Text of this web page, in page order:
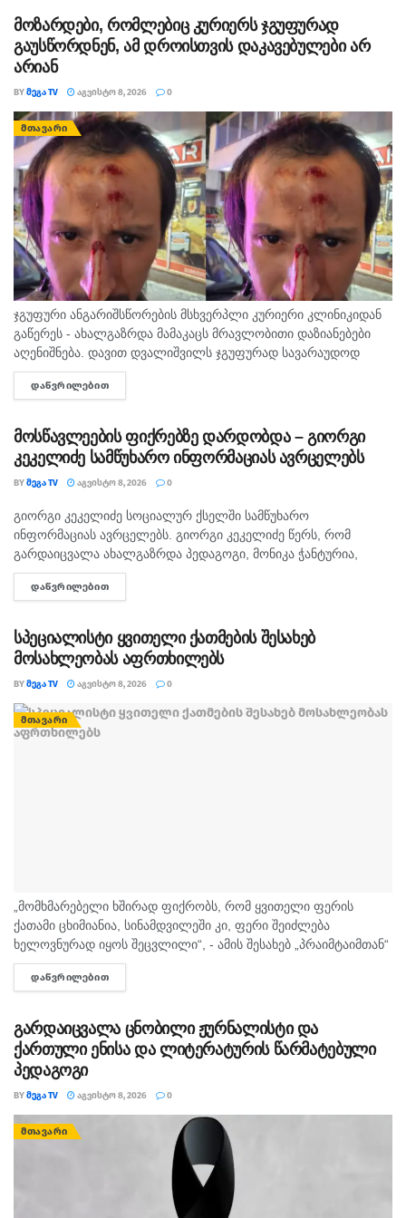
სამხედროებისთვის უნდოდათ გამეკეთებინა
სპეციალურ ტარაში ვაზნის ფორმით. სააკაშვილი
აქტიურად უჭერდა მხარს და სახელწიფო შესყიდვასაც
სთავაზობდა.
ეს პროგრამა და ბევრი სხვა დავიწყებას მიეცა 2012
წლის შემდეგ, როცა ბაზარზე თამაშის წესის პირობების
დადგენა მეფის კართან დაახლოვებული პირების
ხელში აღმოჩნდა.”-წერს თეიმურაზ შაშიაშვილი
თეგები: დაკარგული საქართველო თემურ შაშიაშვილი
მეგა ტვ მეჩაიეობა
მოზარდები, რომლებიც კურიერს ჯგუფურად
გაუსწორდნენ, ამ დროისთვის დაკავებულები არ
არიან
BYᲛᲔᲒᲐ TV ᲐᲒᲕᲘᲡᲢᲝ 8, 2026 0
ᲛᲗᲐᲕᲐᲠᲘ
ჯგუფური ანგარიშსწორების მსხვერპლი კურიერი კლინიკიდან
გაწერეს - ახალგაზრდა მამაკაცს მრავლობითი დაზიანებები
აღენიშნება. დავით დვალიშვილს ჯგუფურად სავარაუდოდ
ხუთამდე მოზარდი გუშინ გაუსწორდა. ჯერ-ჯერობით
თავდამსხმელების დაკავების შესახებ ინფორმაცია არ
სამეთვალყურეო...
ᲓᲐᲬᲕᲠᲘᲚᲔᲑᲘᲗ
მოსწავლეების ფიქრებზე დარდობდა – გიორგი
კეკელიძე სამწუხარო ინფორმაციას ავრცელებს
BYᲛᲔᲒᲐ TV ᲐᲒᲕᲘᲡᲢᲝ 8, 2026 0
ᲛᲗᲐᲕᲐᲠᲘ
გიორგი კეკელიძე სოციალურ ქსელში სამწუხარო
ინფორმაციას ავრცელებს. გიორგი კეკელიძე წერს, რომ
გარდაიცვალა ახალგაზრდა პედაგოგი, მონიკა ჭანტურია,
რომელიც თავისი მოსწავლეების მიმართ განსაკუთრებული
სიყვარულით გამოირჩეოდა. „არასდროს მგონებია, რომ აქ,
ᲓᲐᲬᲕᲠᲘᲚᲔᲑᲘᲗ
სპეციალისტი ყვითელი ქათმების შესახებ
მოსახლეობას აფრთხილებს
BYᲛᲔᲒᲐ TV ᲐᲒᲕᲘᲡᲢᲝ 8, 2026 0
ᲛᲗᲐᲕᲐᲠᲘ
„მომხმარებელი ხშირად ფიქრობს, რომ ყვითელი ფერის
ქათამი ცხიმიანია, სინამდვილეში კი, ფერი შეიძლება
ხელოვნურად იყოს შეცვლილი“, - ამის შესახებ „პრაიმტაიმთან“
სურსათის უვნებლობის სპეციალისტი, ირაკლი არაბული
საუბრობს. „ბაზარი ითხოვს, რომ ქათამი იყოს...
ᲓᲐᲬᲕᲠᲘᲚᲔᲑᲘᲗ
გარდაიცვალა ცნობილი ჟურნალისტი და
ქართული ენისა და ლიტერატურის წარმატებული
პედაგოგი
BYᲛᲔᲒᲐ TV ᲐᲒᲕᲘᲡᲢᲝ 8, 2026 0
ᲛᲗᲐᲕᲐᲠᲘ